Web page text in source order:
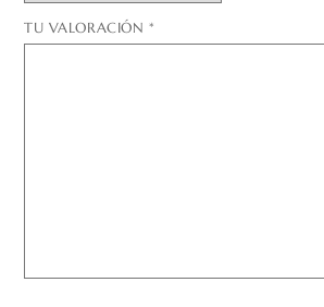
TU VALORACIÓN *